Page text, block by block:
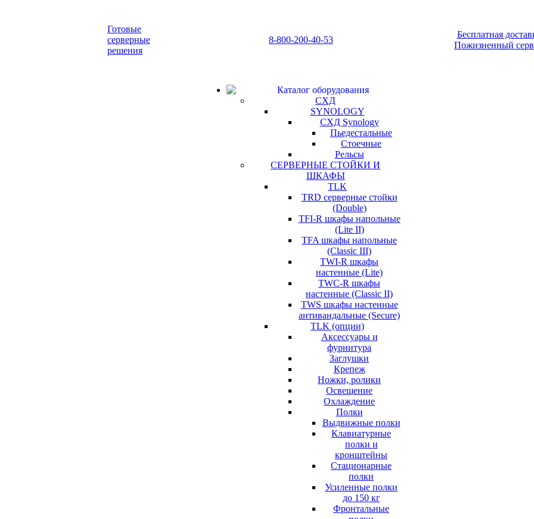
Готовые
серверные
решения
8-800-200-40-53
Бесплатная
Пожизненный
Каталог оборудования
СХД
SYNOLOGY
СХД Synology
Пьедестальные
Стоечные
Рельсы
СЕРВЕРНЫЕ СТОЙКИ И
ШКАФЫ
TLK
TRD серверные стойки
(Double)
TFI-R шкафы напольные
(Lite II)
TFA шкафы напольные
(Classic III)
TWI-R шкафы
настенные (Lite)
TWC-R шкафы
настенные (Classic II)
TWS шкафы настенные
антивандальные (Secure)
TLK (опции)
Аксессуары и
фурнитура
Заглушки
Крепеж
Ножки, ролики
Освещение
Охлаждение
Полки
Выдвижные полки
Клавиатурные
полки и
кронштейны
Стационарные
полки
Усиленные полки
до 150 кг
Фронтальные